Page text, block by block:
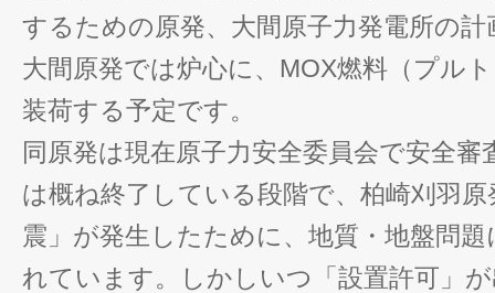
するための原発、大間原子力発電所の
大間原発では炉心に、MOX燃料（プル
装荷する予定です。
同原発は現在原子力安全委員会で安全審
は概ね終了している段階で、柏崎刈羽
震」が発生したために、地質・地盤問
れています。しかしいつ「設置許可」